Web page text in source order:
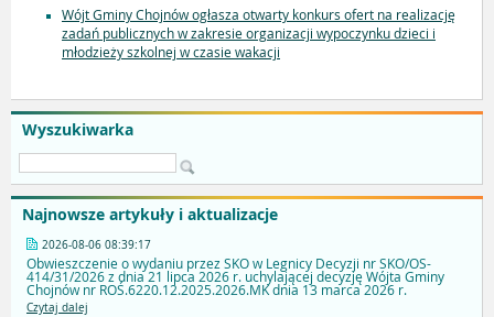
Wyszukiwarka
Najnowsze artykuły i aktualizacje
2026-08-06 08:39:17
Obwieszczenie o wydaniu przez SKO w Legnicy Decyzji nr SKO/OS-
414/31/2026 z dnia 21 lipca 2026 r. uchylającej decyzję Wójta Gminy
Chojnów nr ROŚ.6220.12.2025.2026.MK dnia 13 marca 2026 r.
Czytaj dalej
Wójt Gminy Chojnów ogłasza otwarty konkurs ofert na realizację
zadań publicznych w zakresie organizacji wypoczynku dzieci i
młodzieży szkolnej w czasie wakacji